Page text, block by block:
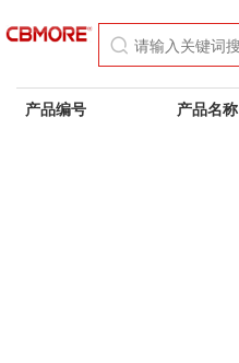
产品编号 产品名称